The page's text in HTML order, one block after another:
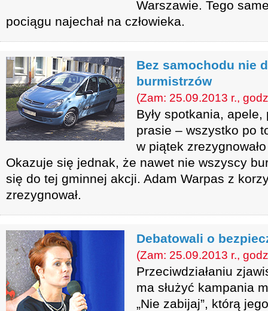
Warszawie. Tego
pociągu najechał na człowieka.
Bez samochodu nie
burmistrzów
(Zam: 25.09.2013 r.,
Były spotkania, apele,
prasie – wszystko po
w piątek
Okazuje się jednak, że nawet nie wszyscy
się do tej gminnej akcji. Adam Warpas z
zrezygnował.
Debatowali o
(Zam: 25.09.2013 r.,
Przeciwdziałaniu
ma służyć kampania
„Nie zabijaj”, którą